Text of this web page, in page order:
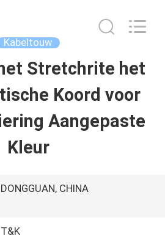
Kabeltouw
Stretchrite het
Koord voor
Aangepaste
Kleur
DONGGUAN, CHINA
T&K